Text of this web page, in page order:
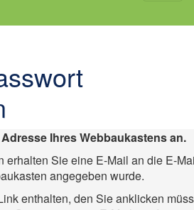
Ihres Webbaukastens an.
erhalten Sie eine E-Mail an die E-
angegeben wurde.
enthalten, den Sie anklicken